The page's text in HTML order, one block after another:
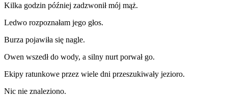
Kilka godzin później zadzwonił mój mąż.
Ledwo rozpoznałam jego głos.
Burza pojawiła się nagle.
Owen wszedł do wody, a silny nurt porwał go.
Ekipy ratunkowe przez wiele dni przeszukiwały jezioro.
Nic nie znaleziono.